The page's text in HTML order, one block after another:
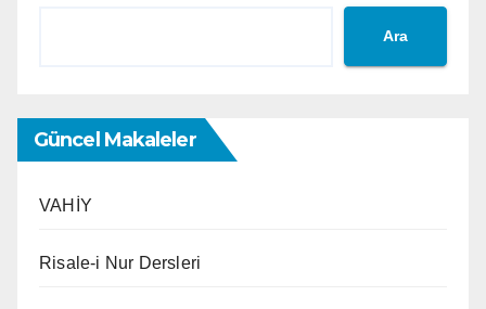
Ara
Güncel Makaleler
VAHİY
Risale-i Nur Dersleri